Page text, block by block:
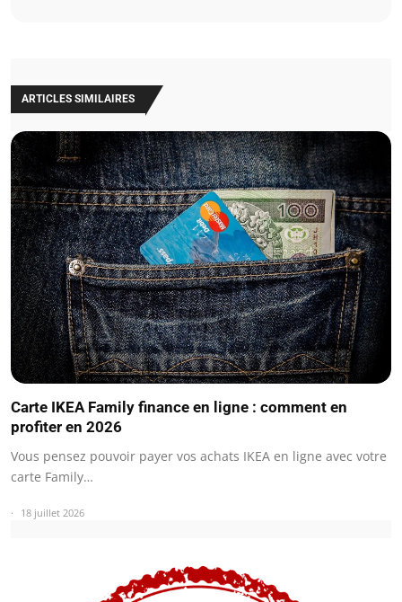
ARTICLES SIMILAIRES
Carte IKEA Family finance en ligne : comment en
profiter en 2026
Vous pensez pouvoir payer vos achats IKEA en ligne avec votre
carte Family…
18 juillet 2026